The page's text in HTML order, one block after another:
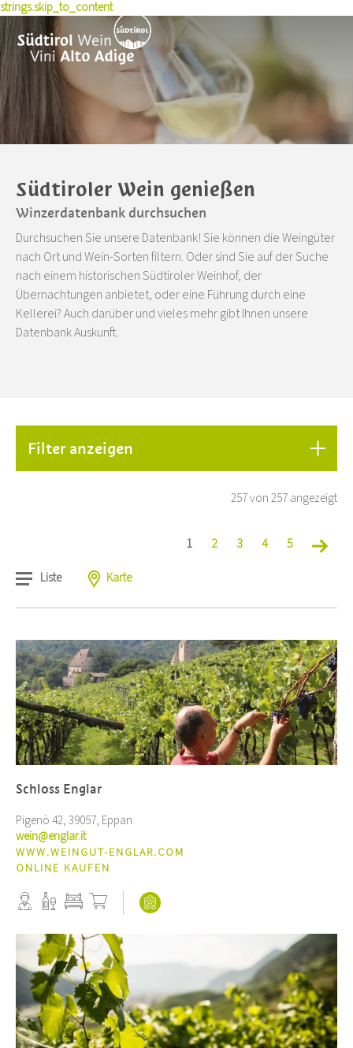
strings.skip_to_content
Weinproduzenten
Pioniere
Winetales
Auszeichnungen
Erlebnisse
Wein erleben
Weinkulturpreis
Rezepte
Veranstaltungen
Kurse & Seminare
Wissen & Presse
News
Pressemitteilungen
Weinkarten-Toolbox
Foto & Video
Über uns
Südtiroler Wein genießen
Winzerdatenbank durchsuchen
Durchsuchen Sie unsere Datenbank! Sie können die Weingüter
nach Ort und Wein-Sorten filtern. Oder sind Sie auf der Suche
nach einem historischen Südtiroler Weinhof, der
Übernachtungen anbietet, oder eine Führung durch eine
Kellerei? Auch darüber und vieles mehr gibt Ihnen unsere
Datenbank Auskunft.
Filter anzeigen
257 von 257 angezeigt
Liste Karte
1 2 3 4 5
Schloss Englar
Pigenò 42, 39057, Eppan
wein@englar.it
WWW.WEINGUT-ENGLAR.COM
ONLINE KAUFEN